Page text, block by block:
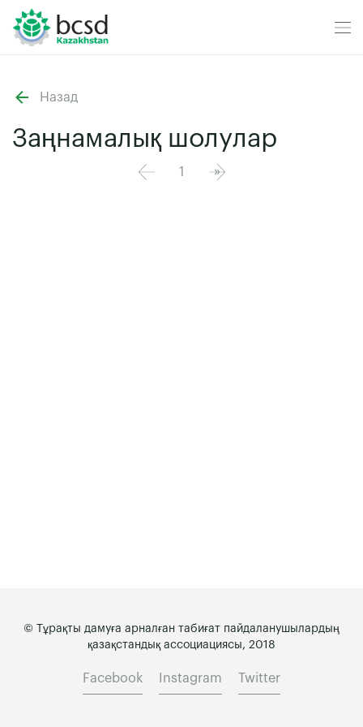
Назад
Заңнамалық шолулар
1 »
© Тұрақты дамуға арналған табиғат пайдаланушылардың
қазақстандық ассоциациясы, 2018
Facebook Instagram Twitter